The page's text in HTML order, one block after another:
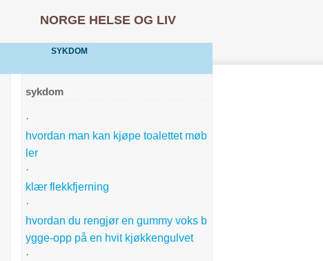
NORGE HELSE OG LIV
SYKDOM
sykdom
·
hvordan man kan kjøpe toalettet møb
ler
·
klær flekkfjerning
·
hvordan du rengjør en gummy voks b
ygge-opp på en hvit kjøkkengulvet
·